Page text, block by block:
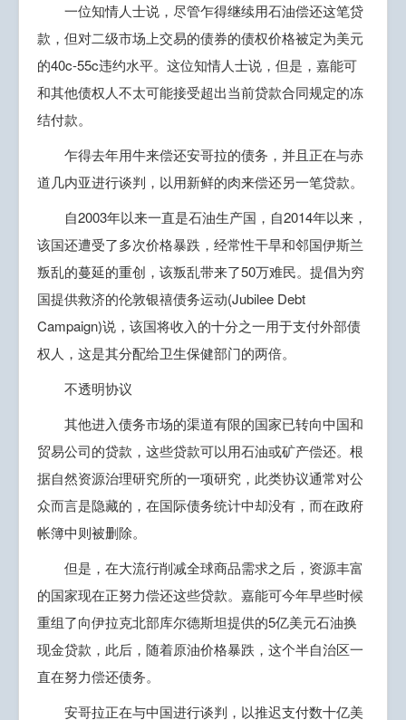
一位知情人士说，尽管乍得继续用石油偿还这笔贷
款，但对二级市场上交易的债券的债权价格被定为美元
的40c-55c违约水平。这位知情人士说，但是，嘉能可
和其他债权人不太可能接受超出当前贷款合同规定的冻
结付款。
乍得去年用牛来偿还安哥拉的债务，并且正在与赤
道几内亚进行谈判，以用新鲜的肉来偿还另一笔贷款。
自2003年以来一直是石油生产国，自2014年以来，
该国还遭受了多次价格暴跌，经常性干旱和邻国伊斯兰
叛乱的蔓延的重创，该叛乱带来了50万难民。提倡为穷
国提供救济的伦敦银禧债务运动(Jubilee Debt
Campaign)说，该国将收入的十分之一用于支付外部债
权人，这是其分配给卫生保健部门的两倍。
不透明协议
其他进入债务市场的渠道有限的国家已转向中国和
贸易公司的贷款，这些贷款可以用石油或矿产偿还。根
据自然资源治理研究所的一项研究，此类协议通常对公
众而言是隐藏的，在国际债务统计中却没有，而在政府
帐簿中则被删除。
但是，在大流行削减全球商品需求之后，资源丰富
的国家现在正努力偿还这些贷款。嘉能可今年早些时候
重组了向伊拉克北部库尔德斯坦提供的5亿美元石油换
现金贷款，此后，随着原油价格暴跌，这个半自治区一
直在努力偿还债务。
安哥拉正在与中国进行谈判，以推迟支付数十亿美